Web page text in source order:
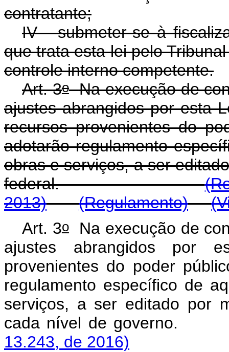
contratante;
IV - submeter-se à
que trata esta lei pelo
controle interno competente.
Art. 3o
Na execução de
ajustes abrangidos por esta
recursos provenientes do
adotarão regulamento
obras e serviços, a ser
federal.
2013)
(Regulamento)
Art. 3oNa execução de
ajustes abrangidos por
provenientes do poder
regulamento específico de
serviços, a ser editado por
cada nível de
13.243, de 2016)